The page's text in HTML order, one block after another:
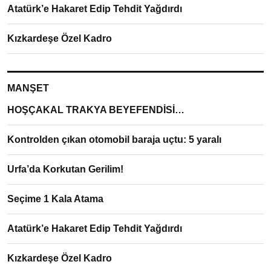
Atatürk’e Hakaret Edip Tehdit Yağdırdı
Kızkardeşe Özel Kadro
MANŞET
HOŞÇAKAL TRAKYA BEYEFENDİSİ…
Kontrolden çıkan otomobil baraja uçtu: 5 yaralı
Urfa’da Korkutan Gerilim!
Seçime 1 Kala Atama
Atatürk’e Hakaret Edip Tehdit Yağdırdı
Kızkardeşe Özel Kadro